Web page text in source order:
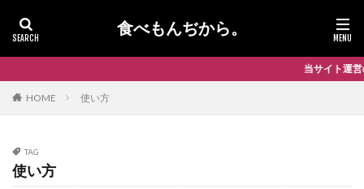
食べもんぢから。
当サイト運営の豆類・ナッツ・ド
HOME 使い方
TAG
使い方